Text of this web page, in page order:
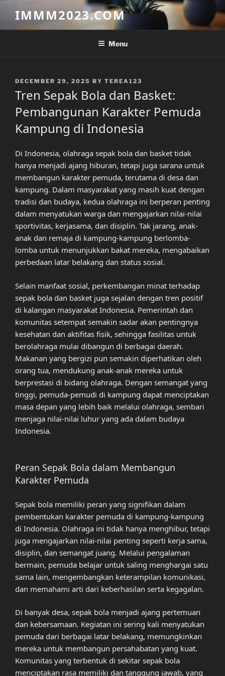
content
IMMM2023.COM
Menu
POSTED
DECEMBER 29, 2025 BY TEREA123
Tren Sepak Bola dan Basket:
Pembangunan Karakter Pemuda
Kampung di Indonesia
Di Indonesia, olahraga sepak bola dan basket tidak
hanya menjadi ajang hiburan, tetapi juga sarana untuk
membangun karakter pemuda, terutama di desa dan
kampung. Dalam masyarakat yang masih kuat dengan
tradisi dan budaya, kedua olahraga ini berperan penting
dalam menyatukan warga dan mengajarkan nilai-nilai
sportivitas, kerjasama, dan disiplin. Tak jarang, anak-
anak dan remaja di kampung-kampung berlomba-
lomba untuk menunjukkan bakat mereka, mengabaikan
perbedaan latar belakang dan status sosial.
Selain manfaat sosial, perkembangan minat terhadap
sepak bola dan basket juga sejalan dengan tren positif
di kalangan masyarakat Indonesia. Pemerintah dan
komunitas setempat semakin sadar akan pentingnya
kesehatan dan aktifitas fisik, sehingga fasilitas untuk
berolahraga mulai dibangun di berbagai daerah.
Makanan yang bergizi pun semakin diperhatikan oleh
orang tua, mendukung anak-anak mereka untuk
berprestasi di bidang olahraga. Dengan semangat yang
tinggi, pemuda-pemudi di kampung dapat menciptakan
masa depan yang lebih baik melalui olahraga, sembari
menjaga nilai-nilai luhur yang ada dalam budaya
Indonesia.
Peran Sepak Bola dalam Membangun
Karakter Pemuda
Sepak bola memiliki peran yang signifikan dalam
pembentukan karakter pemuda di kampung-kampung
di Indonesia. Olahraga ini tidak hanya menghibur, tetapi
juga mengajarkan nilai-nilai penting seperti kerja sama,
disiplin, dan semangat juang. Melalui pengalaman
bermain, pemuda belajar untuk saling menghargai satu
sama lain, mengembangkan keterampilan komunikasi,
dan memahami arti dari keberhasilan serta kegagalan.
Di banyak desa, sepak bola menjadi ajang pertemuan
dan kebersamaan. Kegiatan ini sering kali menyatukan
pemuda dari berbagai latar belakang, memungkinkan
mereka untuk membangun persahabatan yang kuat.
Komunitas yang terbentuk di sekitar sepak bola
menciptakan rasa memiliki dan tanggung jawab, yang